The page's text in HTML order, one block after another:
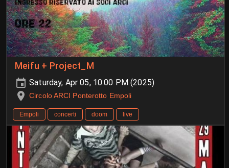
Meifu + Project_M
Saturday, Apr 05, 10:00 PM (2025)
Circolo ARCI Ponterotto Empoli
Empoli concerti doom live